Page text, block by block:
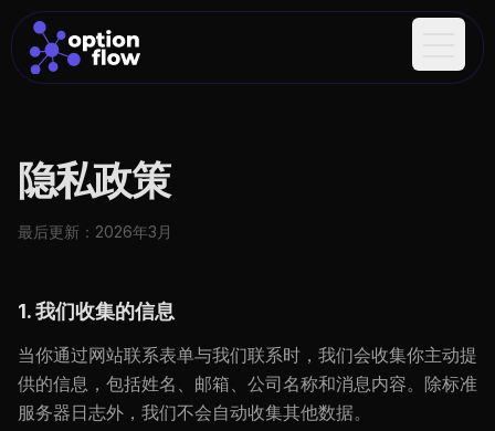
Open
隐私政策
最后更新：2026年3月
1. 我们收集的信息
当你通过网站联系表单与我们联系时，我们会收集你主动提
供的信息，包括姓名、邮箱、公司名称和消息内容。除标准
服务器日志外，我们不会自动收集其他数据。